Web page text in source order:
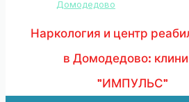
Домодедово
Наркология и центр
в Домодедово:
"ИМПУЛЬС"